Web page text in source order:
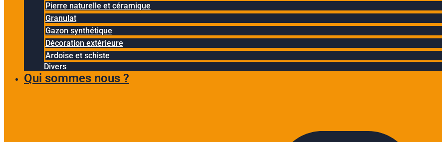
Pierre naturelle et céramique
Granulat
Gazon synthétique
Décoration extérieure
Ardoise et schiste
Divers
Qui sommes nous ?